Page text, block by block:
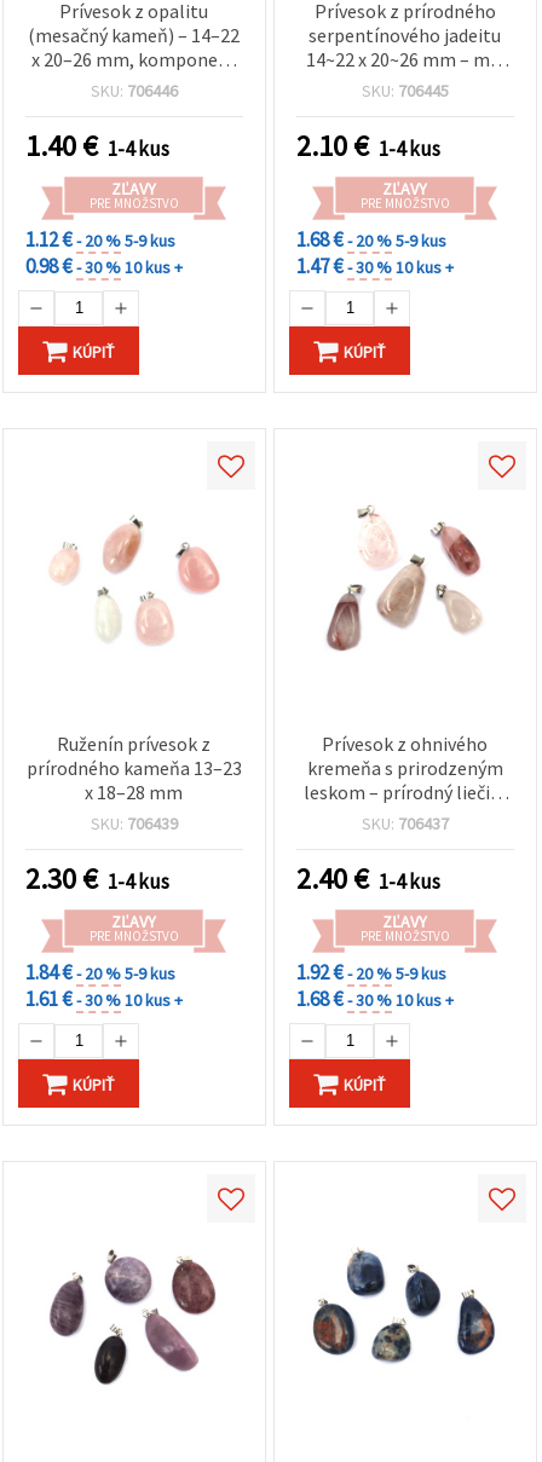
Prívesok z opalitu
(mesačný kameň) – 14–22
x 20–26 mm, komponent
na šperky z minerálov,
SKU: 706446
1.40€ 1-4 kus
ZĽAVY
PRE MNOŽSTVO
1.12 €- 20 %5-9 kus
0.98 €- 30 %10 kus +
KÚPIŤ
Prívesok z prírodného
serpentínového jadeitu
14~22 x 20~26 mm – mix
veľkostí
SKU: 706445
2.10€ 1-4 kus
ZĽAVY
PRE MNOŽSTVO
1.68 €- 20 %5-9 kus
1.47 €- 30 %10 kus +
KÚPIŤ
Ruženín prívesok z
prírodného kameňa 13–23
x 18–28 mm
SKU: 706439
2.30€ 1-4 kus
ZĽAVY
PRE MNOŽSTVO
1.84 €- 20 %5-9 kus
1.61 €- 30 %10 kus +
KÚPIŤ
Prívesok z ohnivého
kremeňa s prirodzeným
leskom – prírodný liečivý
minerál, mix 12–18 x 22–
SKU: 706437
2.40€ 1-4 kus
ZĽAVY
PRE MNOŽSTVO
1.92 €- 20 %5-9 kus
1.68 €- 30 %10 kus +
KÚPIŤ